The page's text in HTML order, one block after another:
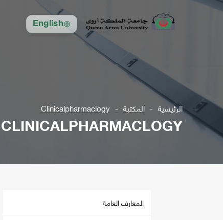
English
الرئيسية المكتبة Clinicalpharmaclogy
CLINICALPHARMACLOGY
المعارف العامة